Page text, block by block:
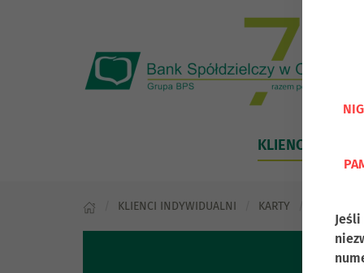
KLIENCI
KLIENCI INDYWIDUALNI KARTY